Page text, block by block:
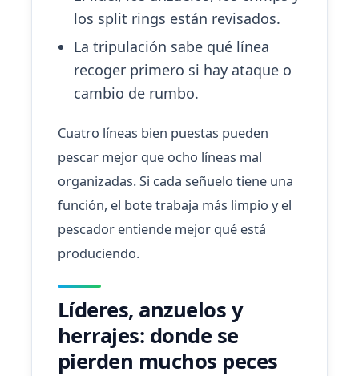
los split rings están revisados.
La tripulación sabe qué línea
recoger primero si hay ataque o
cambio de rumbo.
Cuatro líneas bien puestas pueden
pescar mejor que ocho líneas mal
organizadas. Si cada señuelo tiene una
función, el bote trabaja más limpio y el
pescador entiende mejor qué está
produciendo.
Líderes, anzuelos y
herrajes: donde se
pierden muchos peces